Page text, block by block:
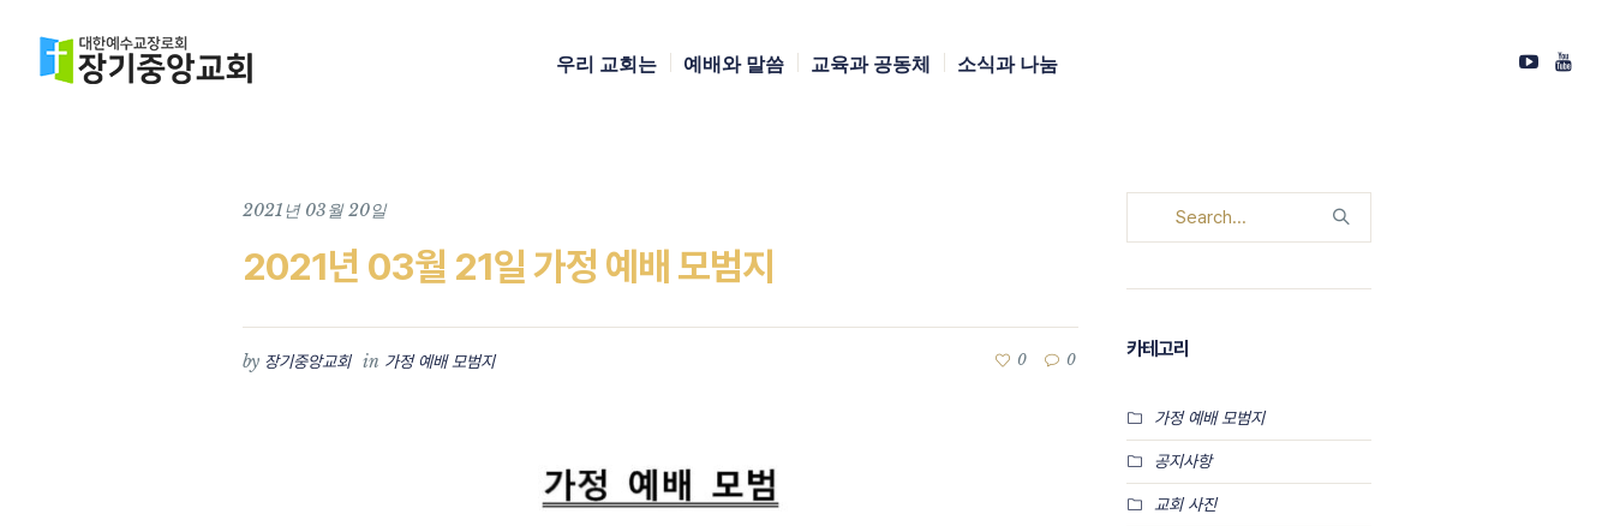
우리 교회는 예배와 말씀 교육과 공동체 소식과 나눔
2021년 03월 20일
2021년 03월 21일 가정 예배 모범지
by 장기중앙교회 in 가정 예배 모범지 0 0 카테고리
가정 예배 모범지
공지사항
교회 사진